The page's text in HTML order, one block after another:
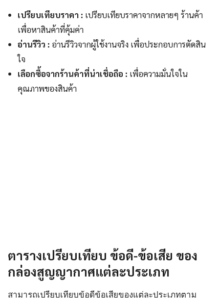
เปรียบเทียบราคา : เปรียบเทียบราคาจากหลายๆ ร้านค้า
เพื่อหาสินค้าที่คุ้มค่า
อ่านรีวิว : อ่านรีวิวจากผู้ใช้งานจริง เพื่อประกอบการตัดสิน
ใจ
เลือกซื้อจากร้านค้าที่น่าเชื่อถือ : เพื่อความมั่นใจใน
คุณภาพของสินค้า
ตารางเปรียบเทียบ ข้อดี-ข้อเสีย ของ
กล่องสูญญากาศแต่ละประเภท
สามารถเปรียบเทียบข้อดีข้อเสียของแต่ละประเภทตาม